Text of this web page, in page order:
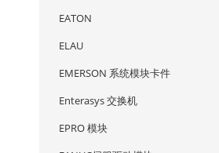
EATON
ELAU
EMERSON 系统模块卡件
Enterasys 交换机
EPRO 模块